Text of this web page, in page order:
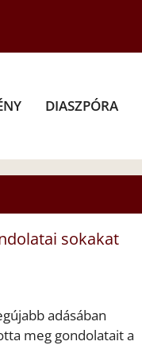
DIASZPÓRA
sokakat
adásában
meg gondolatait a